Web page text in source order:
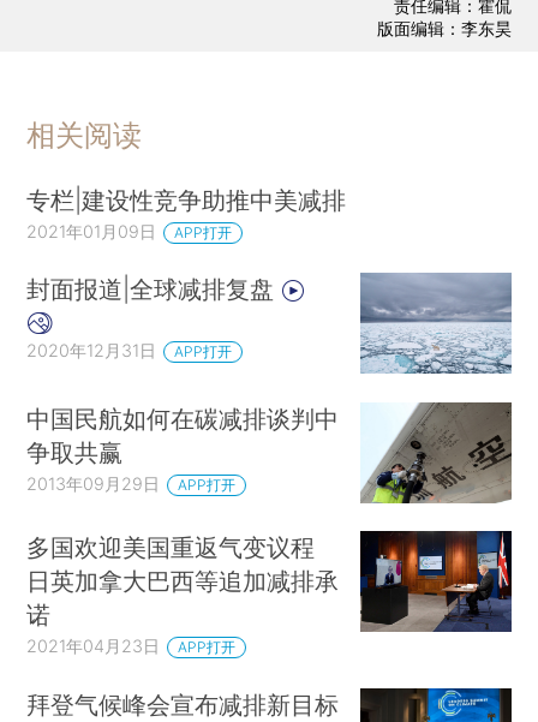
责任编辑：霍侃
版面编辑：李东昊
相关阅读
专栏|建设性竞争助推中美减排
2021年01月09日 APP打开
封面报道|全球减排复盘
2020年12月31日 APP打开
中国民航如何在碳减排谈判中
争取共赢
2013年09月29日 APP打开
多国欢迎美国重返气变议程
日英加拿大巴西等追加减排承
诺
2021年04月23日 APP打开
拜登气候峰会宣布减排新目标